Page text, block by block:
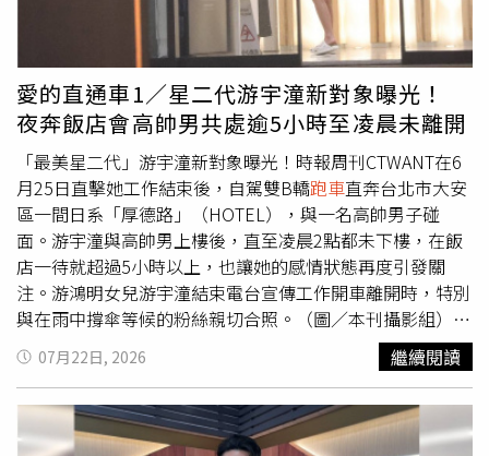
讓人忍不住多看一眼的那份悸動。看看AI怎麼說？為什麼
Alfa Romeo總讓人多看一眼？義式設計的魅力在哪裡？145
匹馬力夠不夠？Junior Ibrida要的不是快Alfa Romeo的操控
樂趣不只是速度規格表
案，並搜索門市3間、聖石全台營業處23處等，查扣銀行帳
戶總計約7億餘元、現金1370萬餘元、拉利跑車2輛、勞斯
萊斯休旅車1輛、保時捷2輛、賓士車1輛。其中警方查扣黃
金僅有50餘公斤（市值約2億餘元），但據統計，聖石自
2023年至2024年間總吸金至少約181億6200萬餘元，報案
被害人數共計559名，財損金額逾10億3千萬餘元，其中一
名70多歲男子，單筆財損就高達3千萬餘元。全案後續也依
刑法加重詐欺、違反銀行法及詐欺犯罪危害防制條例等罪移
送台北地檢署偵辦。刑事局呼籲，若有民眾向聖石金業購買
黃金遭吸金詐騙請儘速向鄰近警察機關報案；刑事局也在此
強調，若有購買實體黃金或開立黃金存摺需求，務必選擇如
臺灣銀行等合法正規機構，切勿輕信來路不明的黃金投資管
道或非實體黃金交易之買賣契約，確保交易流程公開透明，
以保障自身權益。
愛的直通車1／星二代游宇潼新對象曝光！
夜奔飯店會高帥男共處逾5小時至凌晨未離開
「最美星二代」游宇潼新對象曝光！時報周刊CTWANT在6
月25日直擊她工作結束後，自駕雙B轎跑車直奔台北市大安
區一間日系「厚德路」（HOTEL），與一名高帥男子碰
面。游宇潼與高帥男上樓後，直至凌晨2點都未下樓，在飯
店一待就超過5小時以上，也讓她的感情狀態再度引發關
注。游鴻明女兒游宇潼結束電台宣傳工作開車離開時，特別
與在雨中撐傘等候的粉絲親切合照。（圖／本刊攝影組）6
月25日晚間9點多，有著「最美星二代」之稱的游鴻明女兒
游宇潼結束電台宣傳工作後，她隨即駕駛一輛白色雙B轎跑
車離開。儘管當時外頭下著大雨，仍有不少粉絲特地守候在
車道口，希望能與她合影留念。游宇潼也親切地降下車窗，
滿足粉絲要求，展現十足親和力。晚間9點半左右，游宇潼
07月22日, 2026 繼續閱讀